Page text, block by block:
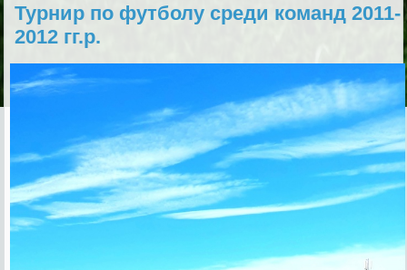
Турнир по футболу среди команд 2011-
2012 гг.р.